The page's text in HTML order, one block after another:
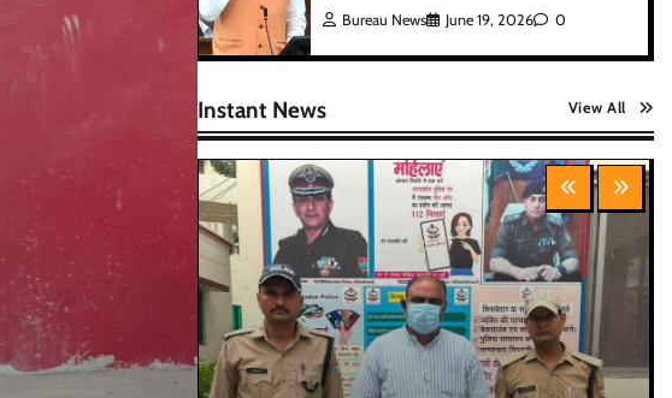
Bureau News June 19, 2026 0
Instant News View All